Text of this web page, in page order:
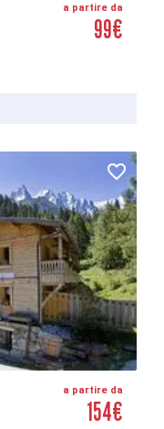
a partire da
99€
a partire da
154€